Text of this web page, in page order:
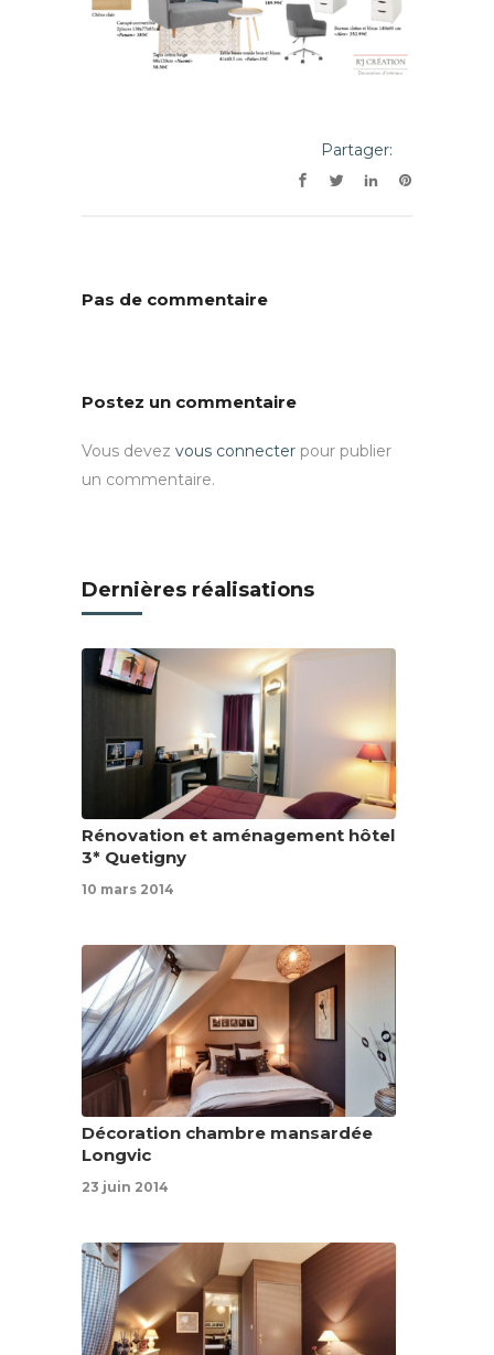
Partager:
Pas de commentaire
Postez un commentaire
Vous devez vous connecter pour publier
un commentaire.
Dernières réalisations
Rénovation et aménagement hôtel
3* Quetigny
10 mars 2014
Décoration chambre mansardée
Longvic
23 juin 2014